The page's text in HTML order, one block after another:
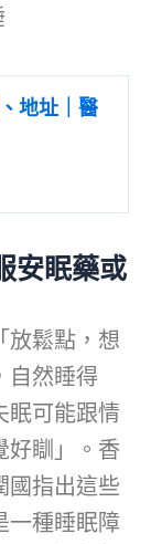
地址｜醫
安眠藥或
放鬆點，想
自然睡得
眠可能跟情
好瞓」。香
國指出這些
一種睡眠障